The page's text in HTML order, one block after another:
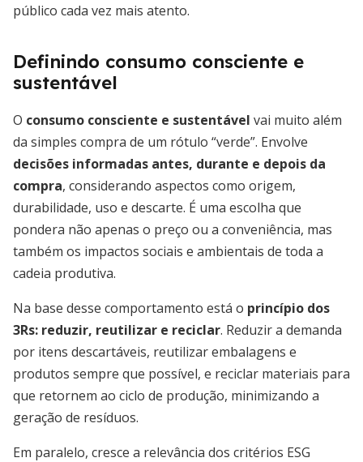
público cada vez mais atento.
Definindo consumo consciente e
sustentável
O consumo consciente e sustentável vai muito além
da simples compra de um rótulo “verde”. Envolve
decisões informadas antes, durante e depois da
compra, considerando aspectos como origem,
durabilidade, uso e descarte. É uma escolha que
pondera não apenas o preço ou a conveniência, mas
também os impactos sociais e ambientais de toda a
cadeia produtiva.
Na base desse comportamento está o princípio dos
3Rs: reduzir, reutilizar e reciclar. Reduzir a demanda
por itens descartáveis, reutilizar embalagens e
produtos sempre que possível, e reciclar materiais para
que retornem ao ciclo de produção, minimizando a
geração de resíduos.
Em paralelo, cresce a relevância dos critérios ESG